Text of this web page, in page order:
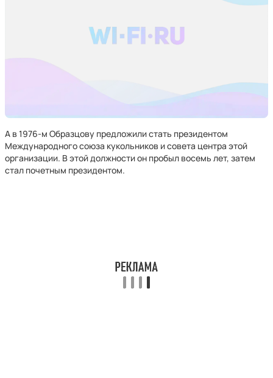
А в 1976-м Образцову предложили стать президентом
Международного союза кукольников и совета центра этой
организации. В этой должности он пробыл восемь лет, затем
стал почетным президентом.